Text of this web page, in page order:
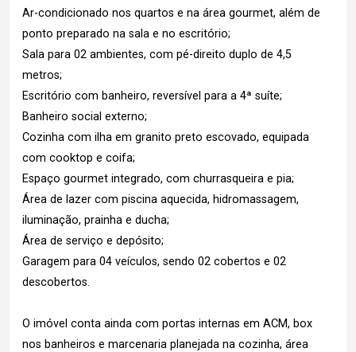
Ar-condicionado nos quartos e na área gourmet, além de
ponto preparado na sala e no escritório;
Sala para 02 ambientes, com pé-direito duplo de 4,5
metros;
Escritório com banheiro, reversível para a 4ª suíte;
Banheiro social externo;
Cozinha com ilha em granito preto escovado, equipada
com cooktop e coifa;
Espaço gourmet integrado, com churrasqueira e pia;
Área de lazer com piscina aquecida, hidromassagem,
iluminação, prainha e ducha;
Área de serviço e depósito;
Garagem para 04 veículos, sendo 02 cobertos e 02
descobertos.
O imóvel conta ainda com portas internas em ACM, box
nos banheiros e marcenaria planejada na cozinha, área